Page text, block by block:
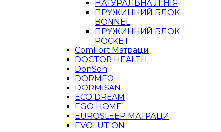
НАТУРАЛЬНА ЛІНІЯ
ПРУЖИННИЙ БЛОК
BONNEL
ПРУЖИННИЙ БЛОК
POCKET
ComFort Матраци
DOCTOR HEALTH
DonSon
DORMEO
DORMISAN
ECO DREAM
EGO HOME
EUROSLEEP МАТРАЦИ
EVOLUTION